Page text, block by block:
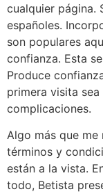
cualquier página.
españoles.
son populares
confianza. Esta
Produce
primera visita
complicaciones.
Algo más que
términos y
están a la vista.
todo, Betista